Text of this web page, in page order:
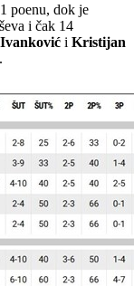
poenu, dok je
i čak 14
Ivanković i Kristijan